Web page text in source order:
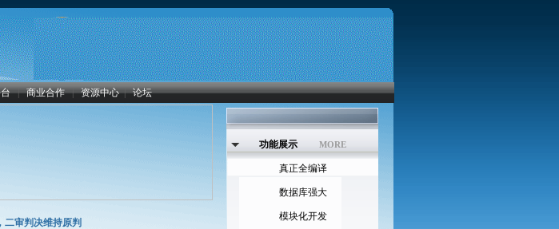
| 商业合作 | 资源中心 | 论坛
功能展示 MORE
真正全编译
数据库强大
模块化开发
二审判决维持原判